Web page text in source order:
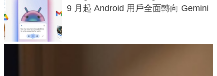
9 月起 Android 用戶全面轉向 Gemini